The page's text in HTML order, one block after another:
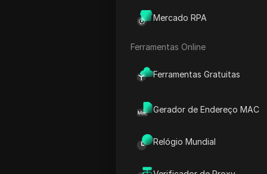
Mercado RPA
Ferramentas Online
Ferramentas Gratuitas
Gerador de Endereço MAC
Relógio Mundial